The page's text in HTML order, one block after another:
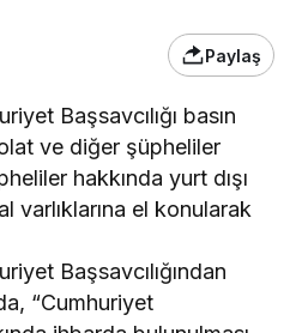
Paylaş
Başsavcılığı basın
ve diğer şüpheliler
hakkında yurt dışı
varlıklarına el konularak
Başsavcılığından
“Cumhuriyet
Değirmenci
Kayserispor’da